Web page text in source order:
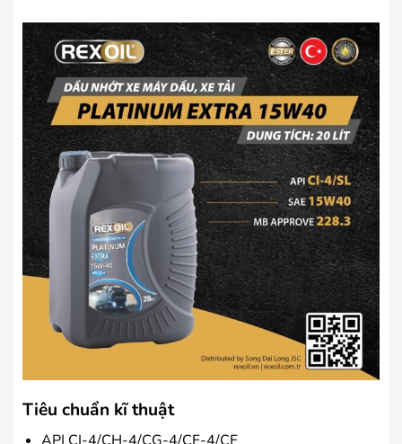
Tiêu chuẩn kĩ thuật
API CI-4/CH-4/CG-4/CF-4/CF